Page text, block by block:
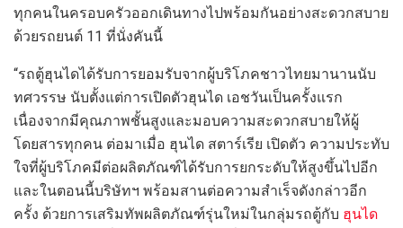
ทุกคนในครอบครัวออกเดินทางไปพร้อมกันอย่างสะดวกสบาย
ด้วยรถยนต์ 11 ที่นั่งคันนี้
“รถตู้ฮุนไดได้รับการยอมรับจากผู้บริโภคชาวไทยมานานนับ
ทศวรรษ นับตั้งแต่การเปิดตัวฮุนได เอชวันเป็นครั้งแรก
เนื่องจากมีคุณภาพชั้นสูงและมอบความสะดวกสบายให้ผู้
โดยสารทุกคน ต่อมาเมื่อ ฮุนได สตาร์เรีย เปิดตัว ความประทับ
ใจที่ผู้บริโภคมีต่อผลิตภัณฑ์ได้รับการยกระดับให้สูงขึ้นไปอีก
และในตอนนี้บริษัทฯ พร้อมสานต่อความสำเร็จดังกล่าวอีก
ครั้ง ด้วยการเสริมทัพผลิตภัณฑ์รุ่นใหม่ในกลุ่มรถตู้กับ ฮุนได